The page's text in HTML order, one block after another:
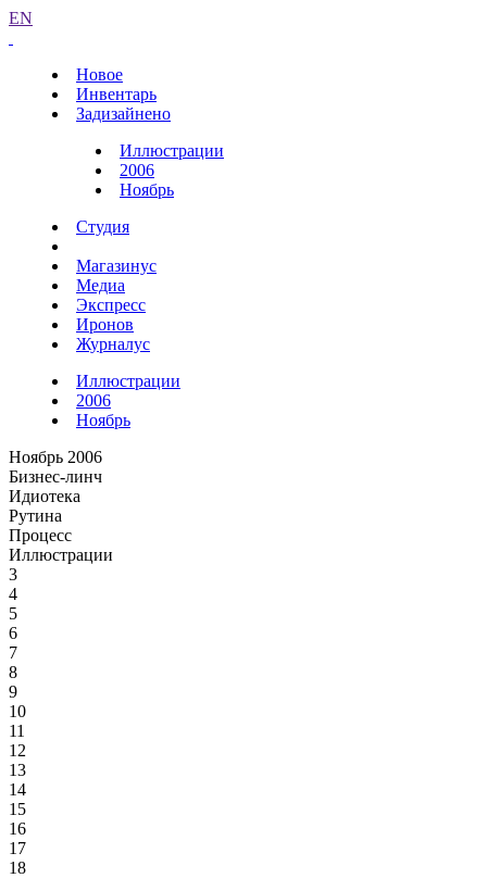
EN
Новое
Инвентарь
Задизайнено
Иллюстрации
2006
Ноябрь
Студия
Магазинус
Медиа
Экспресс
Иронов
Журналус
Иллюстрации
2006
Ноябрь
Ноябрь 2006
Бизнес-линч
Идиотека
Рутина
Процесс
Иллюстрации
3
4
5
6
7
8
9
10
11
12
13
14
15
16
17
18